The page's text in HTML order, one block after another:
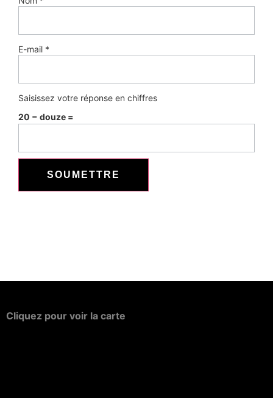
E-mail *
Saisissez votre réponse en chiffres
20 − douze =
Cliquez pour voir la carte